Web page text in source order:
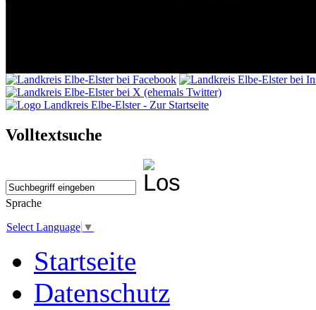
Volltextsuche
Sprache
Select Language ▼
Startseite
Datenschutz